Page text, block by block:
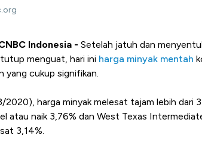
Indonesia - Setelah jatuh dan
menguat, hari ini harga minyak mentah
yang cukup signifikan.
2020), harga minyak melesat tajam lebih dari
atau naik 3,76% dan West Texas
3,14%.